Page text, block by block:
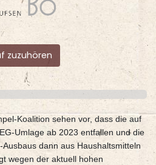
zuzuhören
Koalition sehen vor, dass die auf
Umlage ab 2023 entfallen und die
dann aus Haushaltsmitteln
wegen der aktuell hohen